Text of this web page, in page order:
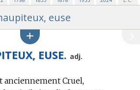
euse
EUSE. adj.
anciennement Cruel,